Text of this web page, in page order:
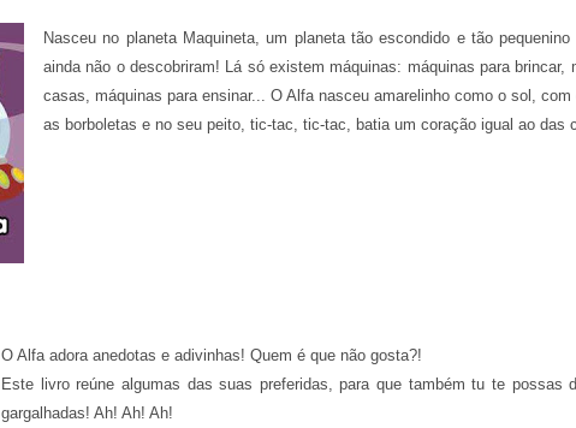
Nasceu no planeta Maquineta, um planeta tão escondido e tão
ainda não o descobriram! Lá só existem máquinas: máquinas para brincar,
casas, máquinas para ensinar... O Alfa nasceu amarelinho como o sol,
as borboletas e no seu peito, tic-tac, tic-tac, batia um coração igual ao das
O Alfa adora anedotas e adivinhas! Quem é que não gosta?!
Este livro reúne algumas das suas preferidas, para que também tu te possas
gargalhadas! Ah! Ah! Ah!